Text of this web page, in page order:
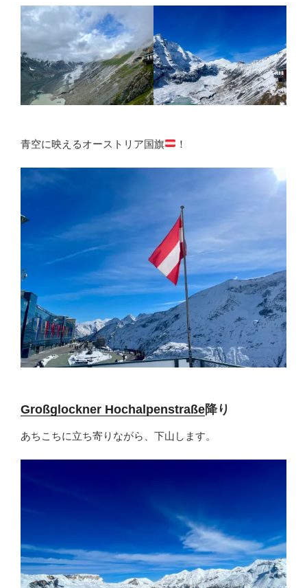
青空に映えるオーストリア国旗 ！
Großglockner Hochalpenstraße降り
あちこちに立ち寄りながら、下山します。